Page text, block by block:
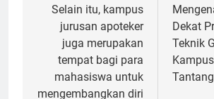
navigation
Selain itu, kampus
jurusan apoteker
juga merupakan
tempat bagi para
mahasiswa untuk
mengembangkan diri
Dekat
Teknik